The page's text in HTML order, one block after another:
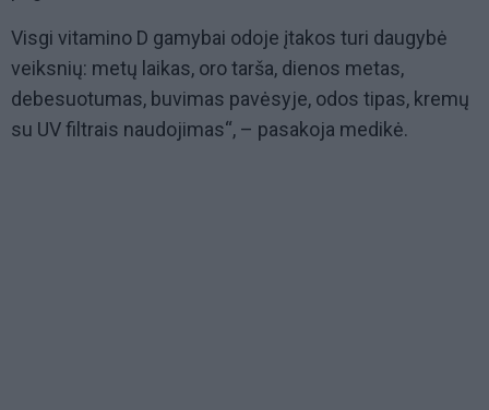
Visgi vitamino D gamybai odoje įtakos turi daugybė
veiksnių: metų laikas, oro tarša, dienos metas,
debesuotumas, buvimas pavėsyje, odos tipas, kremų
su UV filtrais naudojimas“, – pasakoja medikė.